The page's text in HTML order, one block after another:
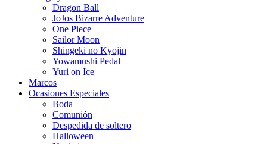
Dragon Ball
JoJos Bizarre Adventure
One Piece
Sailor Moon
Shingeki no Kyojin
Yowamushi Pedal
Yuri on Ice
Marcos
Ocasiones Especiales
Boda
Comunión
Despedida de soltero
Halloween